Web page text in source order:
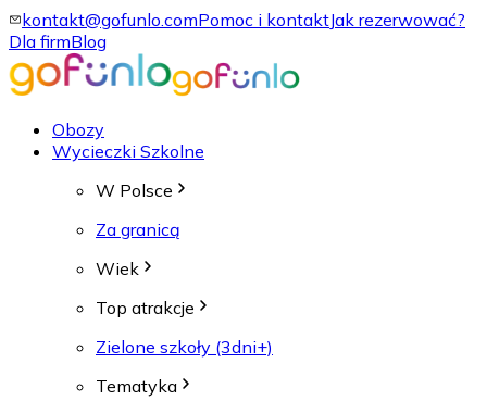
kontakt@gofunlo.comPomoc i kontaktJak rezerwować?
Dla firmBlog
Obozy
Wycieczki Szkolne
W Polsce
Za granicą
Wiek
Top atrakcje
Zielone szkoły (3dni+)
Tematyka